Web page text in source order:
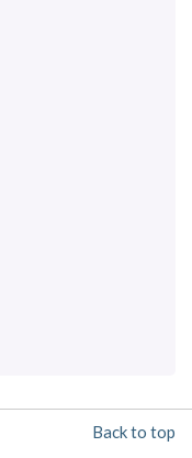
Back to top